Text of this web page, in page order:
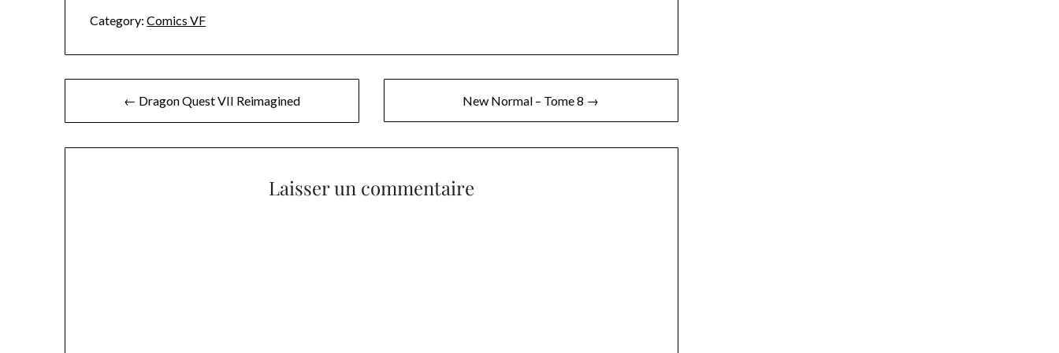
Category: Comics VF
Navigation
de
l’article
← Dragon Quest VII Reimagined New Normal – Tome 8 →
Laisser un commentaire